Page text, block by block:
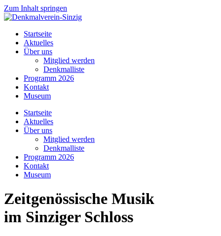
Zum Inhalt springen
Startseite
Aktuelles
Über uns
Mitglied werden
Denkmalliste
Programm 2026
Kontakt
Museum
Startseite
Aktuelles
Über uns
Mitglied werden
Denkmalliste
Programm 2026
Kontakt
Museum
Zeitgenössische Musik
im Sinziger Schloss